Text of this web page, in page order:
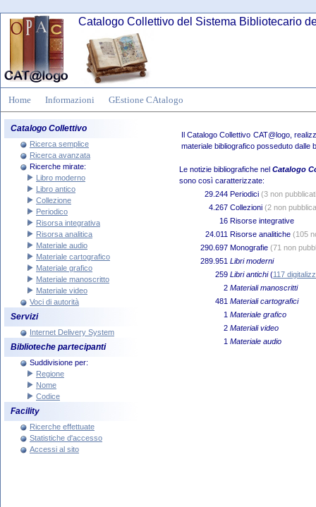
Catalogo Collettivo del Sistema Bibliotecario
Home Informazioni GEstione CAtalogo
Catalogo Collettivo
Ricerca semplice
Ricerca avanzata
Ricerche mirate:
Libro moderno
Libro antico
Collezione
Periodico
Risorsa integrativa
Risorsa analitica
Materiale audio
Materiale cartografico
Materiale grafico
Materiale manoscritto
Materiale video
Voci di autorità
Servizi
Internet Delivery System
Biblioteche partecipanti
Suddivisione per:
Regione
Nome
Codice
Facility
Ricerche effettuate
Statistiche d'accesso
Accessi al sito
Il Catalogo Collettivo CAT@logo,
materiale bibliografico posseduto dalle
Le notizie bibliografiche nel Catalogo
sono così caratterizzate:
29.244 Periodici (3 non
4.267 Collezioni (2 non
16 Risorse integrative
24.011 Risorse analitiche (105
290.697 Monografie (71 non
289.951 Libri moderni
259 Libri antichi(117
2 Materiali manoscritti
481 Materiali cartografici
1 Materiale grafico
2 Materiali video
1 Materiale audio